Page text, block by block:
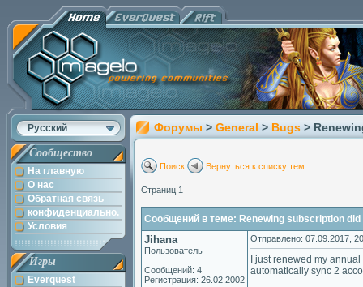
Русский
Сообщество
На главную
О нас
Обратная связь
конфиденциально.
Условия
Игры
Everquest
Форумы > General > Bugs >
Поиск Вернуться к списку тем
Страниц 1
Сообщений в теме: Renewing subscription did
Jihana
Пользователь
Сообщений: 4
Регистрация: 26.02.2002
Отправлено: 07.09.2017,
I just renewed my
automatically sync 2